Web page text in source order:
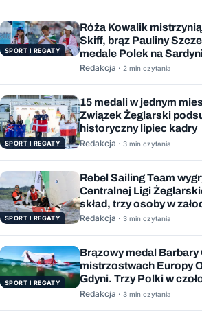
SPORT I REGATY
Róża Kowalik
Skiff, brąz Pauliny
medale Polek na
Redakcja · 2 min czytania
SPORT I REGATY
15 medali w jednym
Związek Żeglarski
historyczny lipiec kadry
Redakcja · 3 min czytania
SPORT I REGATY
Rebel Sailing Team
Centralnej Ligi
skład, trzy osoby w
wygranych wyścigów
Redakcja · 3 min czytania
SPORT I REGATY
Brązowy medal Barbary
mistrzostwach Europy
Gdyni. Trzy Polki w
Redakcja · 3 min czytania